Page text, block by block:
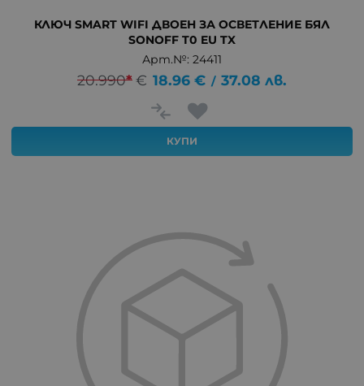
КЛЮЧ SMART WIFI ДВОЕН ЗА ОСВЕТЛЕНИЕ БЯЛ
SONOFF T0 EU TX
Арт.№: 24411
20.990*€ 18.96 € / 37.08 лв.
КУПИ